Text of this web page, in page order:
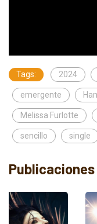
Tags: 2024
emergente
Melissa Furlotte
sencillo single